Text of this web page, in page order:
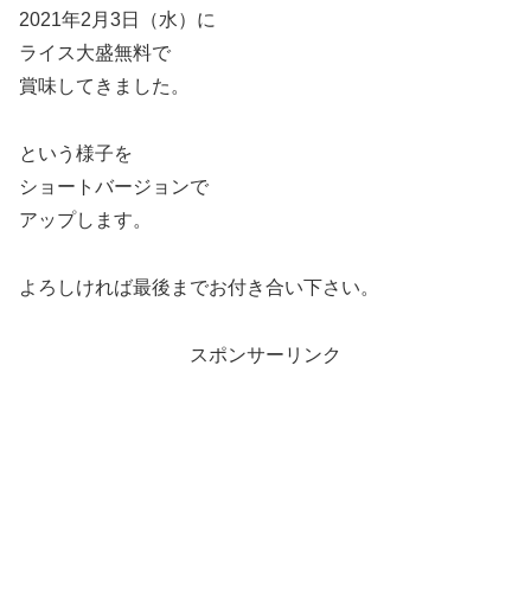
2021年2月3日（水）に
ライス大盛無料で
賞味してきました。
という様子を
ショートバージョンで
アップします。
よろしければ最後までお付き合い下さい。
スポンサーリンク